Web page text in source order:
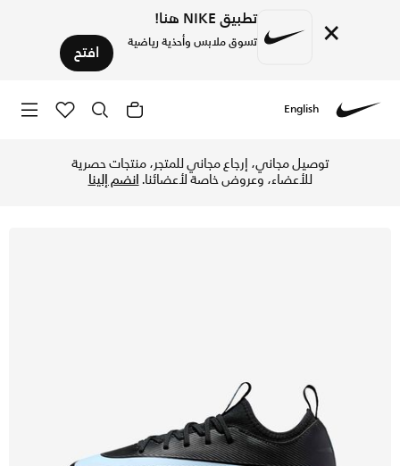
× تطبيق NIKE هنا!
تسوق ملابس وأحذية رياضية افتح
English
توصيل مجاني، إرجاع مجاني للمتجر، منتجات حصرية
للأعضاء، وعروض خاصة لأعضائنا.انضم إلينا